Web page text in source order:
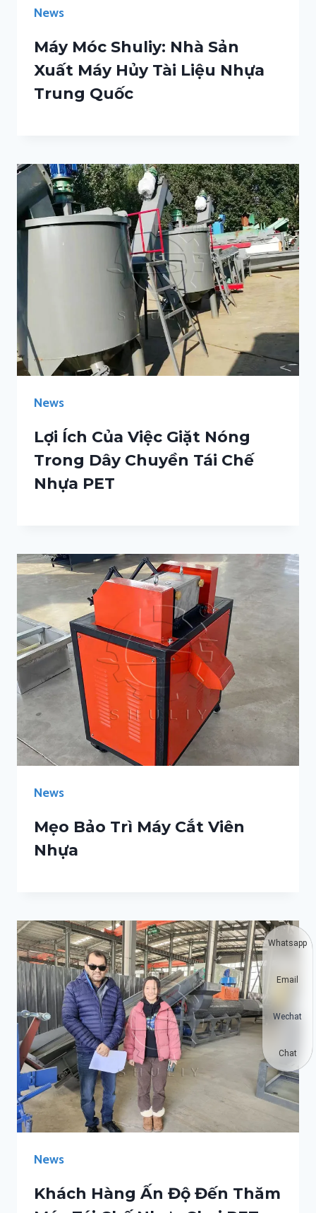
News
Máy Móc Shuliy: Nhà Sản
Xuất Máy Hủy Tài Liệu Nhựa
Trung Quốc
News
Lợi Ích Của Việc Giặt Nóng
Trong Dây Chuyền Tái Chế
Nhựa PET
News
Mẹo Bảo Trì Máy Cắt Viên
Nhựa
News
Khách Hàng Ấn Độ Đến Thăm
Whatsapp
Email
Wechat
Chat